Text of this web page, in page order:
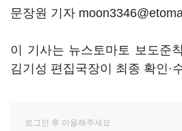
문장원 기자
이 기사는 뉴스토마토 보도준
김기성 편집국장이 최종 확인·